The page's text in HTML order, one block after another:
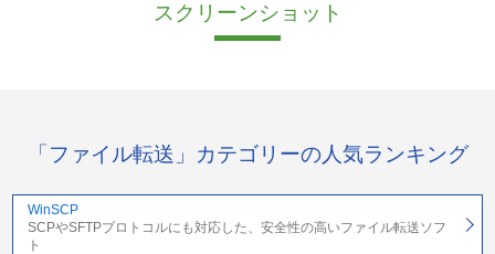
スクリーンショット
「ファイル転送」カテゴリーの人気ランキング
WinSCP
SCPやSFTPプロトコルにも対応した、安全性の高いファイル転送ソフ
ト